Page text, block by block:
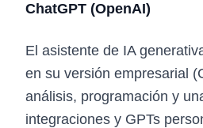
ChatGPT (OpenAI)
El asistente de IA
en su versión empresarial
análisis, programación y
integraciones y GPTs